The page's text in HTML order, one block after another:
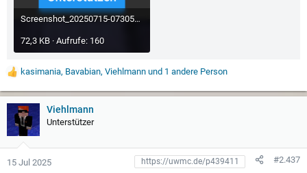
Screenshot_20250715-073059.Firefox.png
72,3 KB · Aufrufe: 160
W
r
n
n
kasimania, Bavabian, Viehlmann und 1 andere Person
Viehlmann
Unterstützer
15 Jul 2025 #2.437